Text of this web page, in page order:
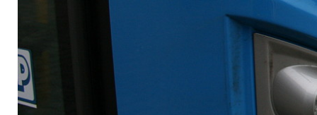
Vollsperrung der
Vollsperrung der